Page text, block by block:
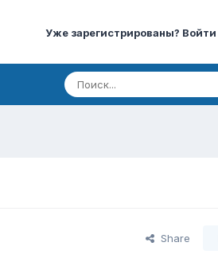
Уже зарегистрированы? Войти
Share